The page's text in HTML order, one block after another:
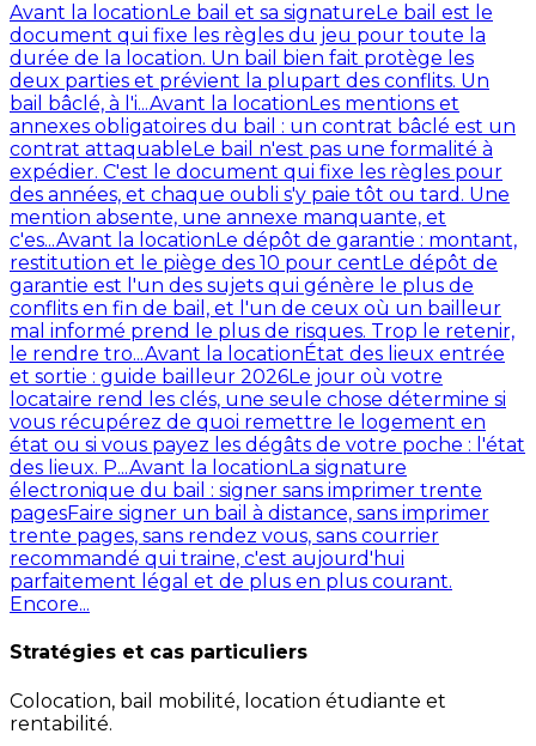
Avant la locationLe bail et sa signatureLe bail est le
document qui fixe les règles du jeu pour toute la
durée de la location. Un bail bien fait protège les
deux parties et prévient la plupart des conflits. Un
bail bâclé, à l'i...Avant la locationLes mentions et
annexes obligatoires du bail : un contrat bâclé est un
contrat attaquableLe bail n'est pas une formalité à
expédier. C'est le document qui fixe les règles pour
des années, et chaque oubli s'y paie tôt ou tard. Une
mention absente, une annexe manquante, et
c'es...Avant la locationLe dépôt de garantie : montant,
restitution et le piège des 10 pour centLe dépôt de
garantie est l'un des sujets qui génère le plus de
conflits en fin de bail, et l'un de ceux où un bailleur
mal informé prend le plus de risques. Trop le retenir,
le rendre tro...Avant la locationÉtat des lieux entrée
et sortie : guide bailleur 2026Le jour où votre
locataire rend les clés, une seule chose détermine si
vous récupérez de quoi remettre le logement en
état ou si vous payez les dégâts de votre poche : l'état
des lieux. P...Avant la locationLa signature
électronique du bail : signer sans imprimer trente
pagesFaire signer un bail à distance, sans imprimer
trente pages, sans rendez vous, sans courrier
recommandé qui traine, c'est aujourd'hui
parfaitement légal et de plus en plus courant.
Encore...
Stratégies et cas particuliers
Colocation, bail mobilité, location étudiante et
rentabilité.